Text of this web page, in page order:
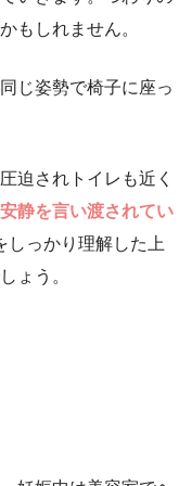
もしれません。
じ姿勢で椅子に座っ
迫されトイレも近く
静を言い渡されてい
しっかり理解した上
ょう。